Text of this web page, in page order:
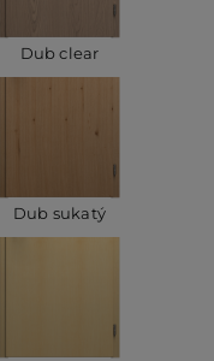
Dub clear
Dub sukatý